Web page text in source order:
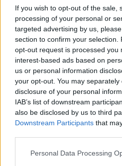
If you wish to opt-out of the sale,
processing of your personal or
targeted advertising by us,
section to confirm your selection.
opt-out request is processed you
interest-based ads based on
us or personal information
your opt-out. You may
disclosure of your personal
IAB’s list of downstream
also be disclosed by us to third
Downstream Participants that
Personal Data Processing